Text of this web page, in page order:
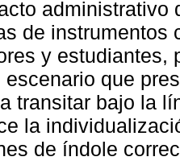
administrativo
de instrumentos
y estudiantes,
escenario que
transitar bajo la
la
de índole